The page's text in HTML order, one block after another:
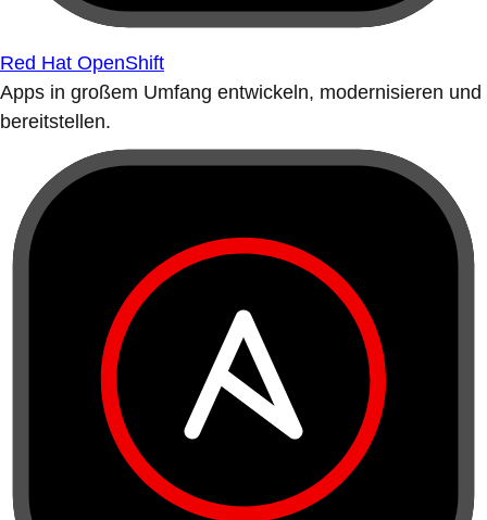
Red Hat OpenShift
Apps in großem Umfang entwickeln, modernisieren und
bereitstellen.